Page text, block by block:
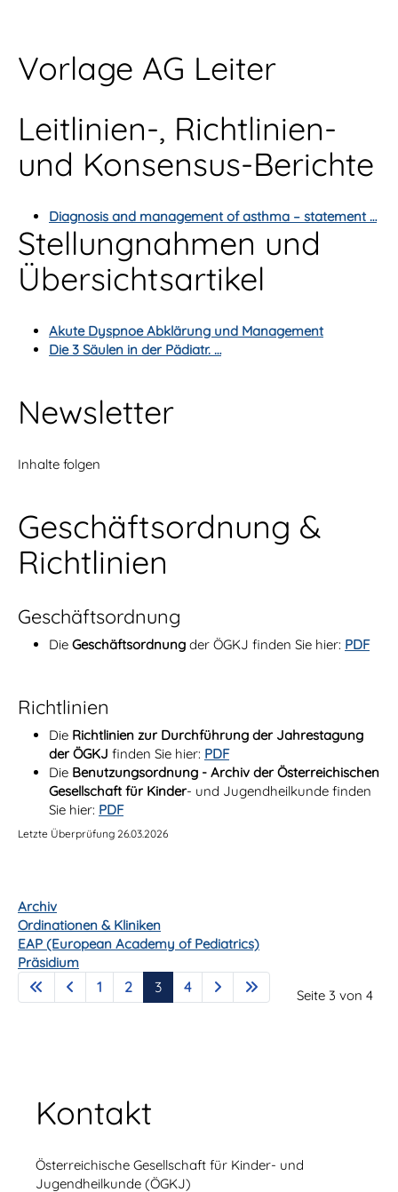
Vorlage AG Leiter
Leitlinien-, Richtlinien-
und Konsensus-Berichte
Diagnosis and management of asthma – statement …
Stellungnahmen und
Übersichtsartikel
Akute Dyspnoe Abklärung und Management
Die 3 Säulen in der Pädiatr. …
Newsletter
Inhalte folgen
Geschäftsordnung &
Richtlinien
Geschäftsordnung
Die Geschäftsordnung der ÖGKJ finden Sie hier: PDF
Richtlinien
Die Richtlinien zur Durchführung der Jahrestagung
der ÖGKJ finden Sie hier: PDF
Die Benutzungsordnung - Archiv der Österreichischen
Gesellschaft für Kinder- und Jugendheilkunde finden
Sie hier: PDF
Letzte Überprüfung 26.03.2026
Archiv
Ordinationen & Kliniken
EAP (European Academy of Pediatrics)
Präsidium
Seite 3 von 4
1 2 3 4
Kontakt
Österreichische Gesellschaft für Kinder- und
Jugendheilkunde (ÖGKJ)